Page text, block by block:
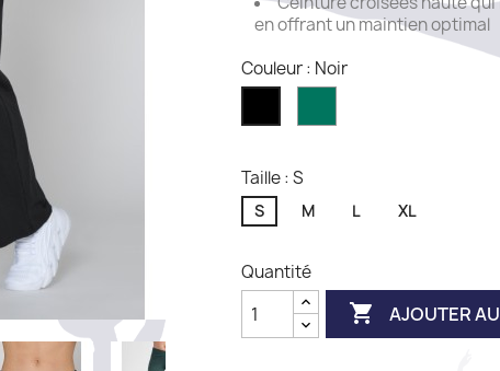
en offrant un maintien optimal
Couleur : Noir
Taille : S
S M L XL
Quantité
 AJOUTER